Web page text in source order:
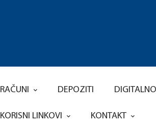
RAČUNI DEPOZITI
KORISNI LINKOVI KONTAKT